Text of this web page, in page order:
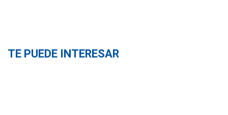
TE PUEDE INTERESAR